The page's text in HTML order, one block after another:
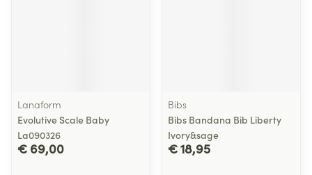
Lanaform
Evolutive Scale Baby
La090326
€ 69,00
Bibs
Bibs Bandana Bib Liberty
Ivory&sage
€ 18,95